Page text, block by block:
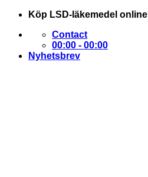
Skip
content
Köp LSD-läkemedel online
Contact
00:00 - 00:00
Nyhetsbrev